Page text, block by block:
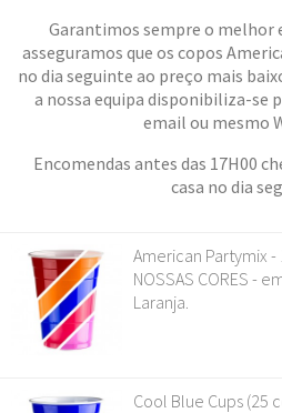
Garantimos sempre o melhor
asseguramos que os copos
no dia seguinte ao preço mais
a nossa equipa disponibiliza-se
email ou mesmo
Encomendas antes das 17H00
casa no dia
American Partymix -
NOSSAS CORES -
Laranja.
Cool Blue Cups (25